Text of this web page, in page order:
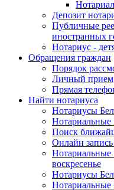
Депозит
Публичные
иностранных
Нотариус -
Обращения граждан
Порядок
Личный прием
Прямая
Найти нотариуса
Нотариусы
Нотариальные
Поиск
Онлайн
Нотариальные
воскресенье
Нотариусы
Нотариальные